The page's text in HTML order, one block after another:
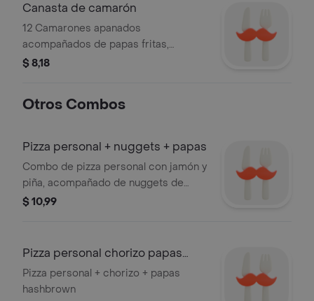
Canasta de camarón
12 Camarones apanados
acompañados de papas fritas,
ensalada fresca y salsas de la casa.
$ 8,18
Otros Combos
Pizza personal + nuggets + papas
Combo de pizza personal con jamón y
piña, acompañado de nuggets de
pollo y papas fritas.
$ 10,99
Pizza personal chorizo papas
hashbrown
Pizza personal + chorizo + papas
hashbrown